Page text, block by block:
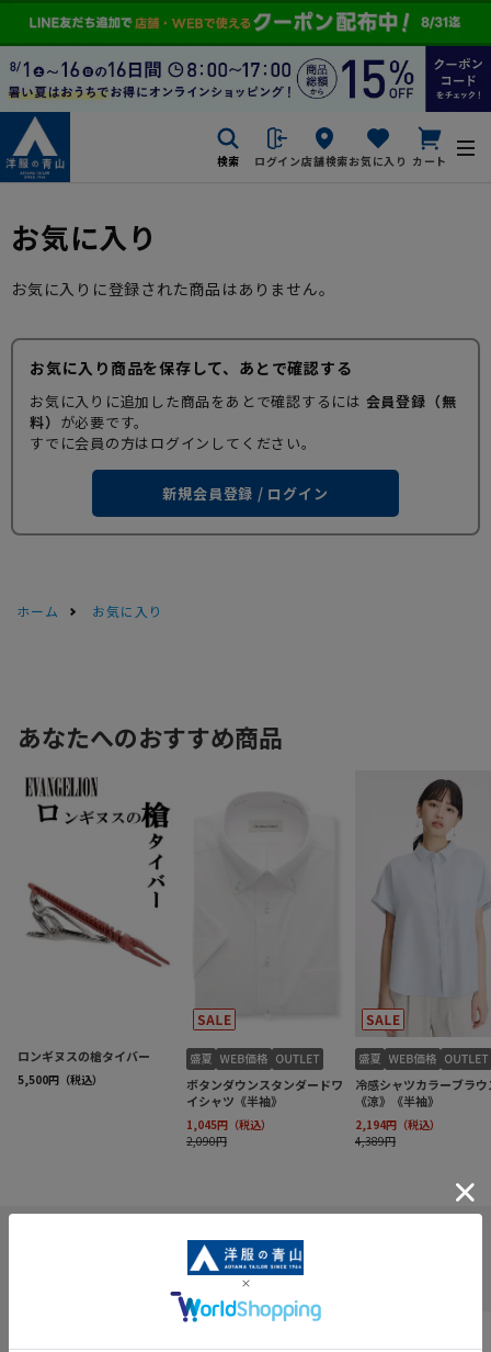
検索 ログイン店舗検索お気に入り カート
お気に入り
お気に入りに登録された商品はありません。
お気に入り商品を保存して、あとで確認する
お気に入りに追加した商品をあとで確認するには 会員登録（無
料） が必要です。
すでに会員の方はログインしてください。
新規会員登録 / ログイン
ホーム お気に入り
INFORMATION